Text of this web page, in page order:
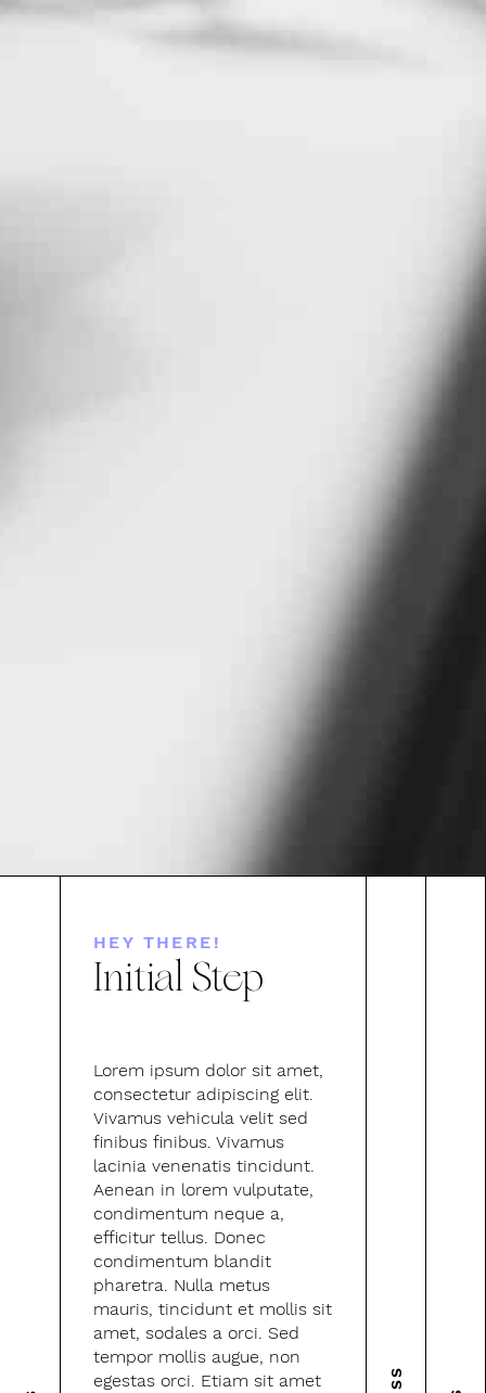
HEY THERE!
Initial Step
Lorem ipsum dolor sit amet,
consectetur adipiscing elit.
Vivamus vehicula velit sed
finibus finibus. Vivamus
lacinia venenatis tincidunt.
Aenean in lorem vulputate,
condimentum neque a,
efficitur tellus. Donec
condimentum blandit
pharetra. Nulla metus
mauris, tincidunt et mollis sit
amet, sodales a orci. Sed
tempor mollis augue, non
egestas orci. Etiam sit amet